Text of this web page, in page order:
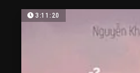
3:11:20